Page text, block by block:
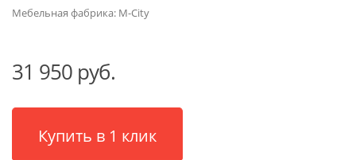
Мебельная фабрика: M-City
31 950 руб.
Купить в 1 клик